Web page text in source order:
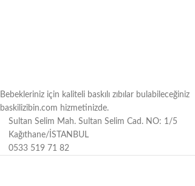
Bebekleriniz için kaliteli baskılı zıbılar bulabileceğiniz
baskilizibin.com hizmetinizde.
Sultan Selim Mah. Sultan Selim Cad. NO: 1/5
Kağıthane/İSTANBUL
0533 519 71 82